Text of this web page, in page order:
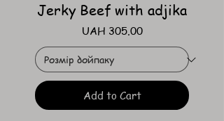
Jerky Beef with adjika
Price
UAH 305.00
Add to Cart